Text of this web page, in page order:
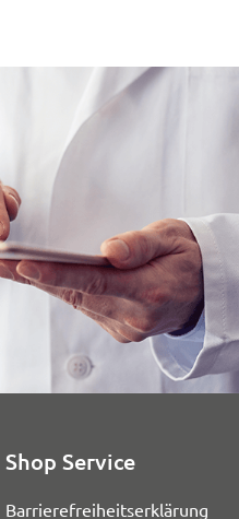
Shop Service
Barrierefreiheitserklärung